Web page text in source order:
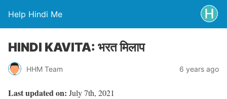
Help Hindi Me
HINDI KAVITA: भरत मिलाप
HHM Team 6 years ago
Last updated on: July 7th, 2021